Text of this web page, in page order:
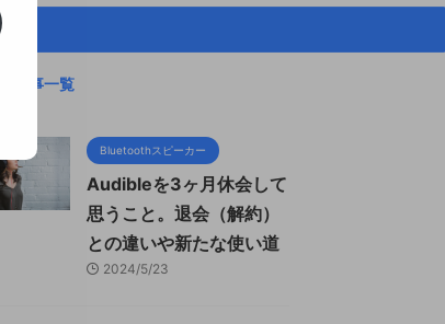
着記事一覧
Bluetoothスピーカー
Audibleを3ヶ月休会して
思うこと。退会（解約）
との違いや新たな使い道
2024/5/23